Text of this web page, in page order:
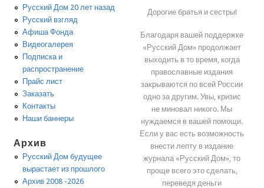
Русский Дом 20 лет назад
Русский взгляд
Афиша Фонда
Видеогалерея
Подписка и
распространение
Прайс лист
Заказать
Контакты
Наши баннеры
Архив
Русский Дом будущее
вырастает из прошлого
Архив 2008 -2026
Дорогие братья и сестры!
Благодаря вашей поддержке
«Русский Дом» продолжает
выходить в то время, когда
православные издания
закрываются по всей России
одно за другим. Увы, кризис
не миновал никого. Мы
нуждаемся в вашей помощи.
Если у вас есть возможность
внести лепту в издание
журнала «Русский Дом», то
проще всего это сделать,
переведя деньги